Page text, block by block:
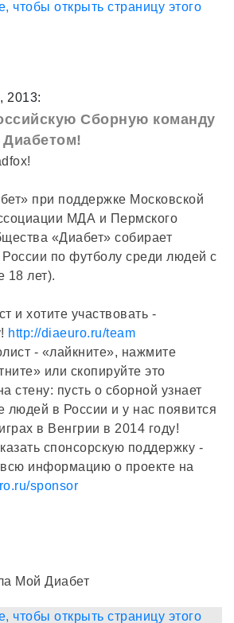
2013:
Сборную команду
при поддержке Московской
МДА и Пермского
«Диабет» собирает
по футболу среди людей с
18 лет).
и хотите участвовать -
http://diaeuro.ru/team
- «лайкните», нажмите
или скопируйте это
стену: пусть о сборной узнает
людей в России и у нас появится
в Венгрии в 2014 году!
спонсорскую поддержку -
информацию о проекте на
sponsor
Мой Диабет